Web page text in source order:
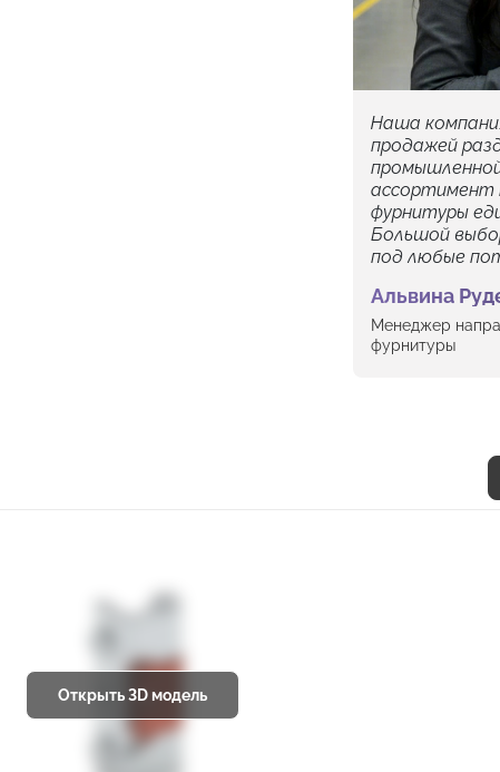
Наша
продажей
ассортимент
фурнитуры
Большой
под любые
Альвина
Менеджер
фурнитуры
Открыть 3D модель